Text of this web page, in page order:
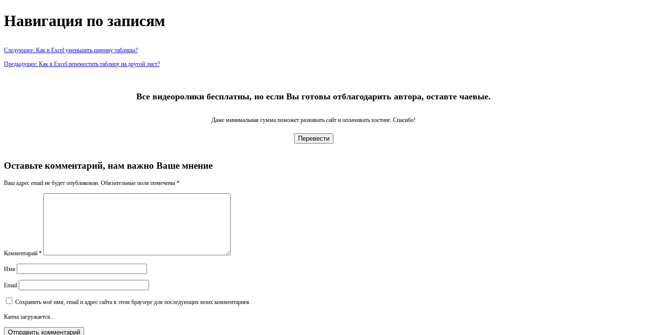
Навигация по записям
Следующее: Как в Excel уменьшить ширину таблицы?
Предыдущее: Как в Excel переместить таблицу на другой лист?
Все видеоролики бесплатны, но если Вы готовы отблагодарить автора, оставте чаевые.
Даже минимальная сумма поможет развивать сайт и оплачивать хостинг. Спасибо!
Перевести
Оставьте комментарий, нам важно Ваше мнение
Ваш адрес email не будет опубликован. Обязательные поля помечены *
Комментарий *
Имя
Email
Сохранить моё имя, email и адрес сайта в этом браузере для последующих моих комментариев.
Капча загружается...